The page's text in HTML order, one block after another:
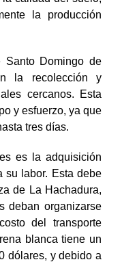
la producción
Domingo de
la recolección y
cercanos. Esta
y esfuerzo, ya que
tres días.
es la adquisición
su labor. Esta debe
de La Hachadura,
deban organizarse
del transporte
blanca tiene un
dólares, y debido a